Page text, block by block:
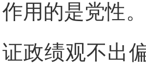
作用的是党性
证政绩观不出